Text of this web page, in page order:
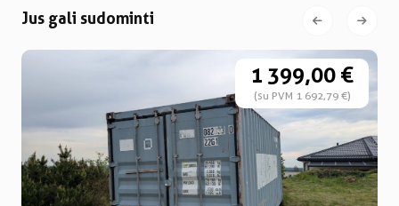
Jus gali sudominti
1 399,00 €
(su PVM 1 692,79 €)